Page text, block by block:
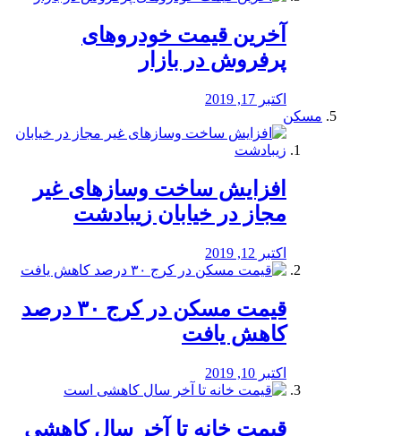
آخرین قیمت خودرو‌های
پرفروش در بازار
اکتبر 17, 2019
مسکن
افزایش ساخت وسازهای غیر
مجاز در خیابان زیبادشت
اکتبر 12, 2019
️قیمت مسکن در کرج ۳۰ درصد
کاهش یافت
اکتبر 10, 2019
قیمت خانه تا آخر سال کاهشی